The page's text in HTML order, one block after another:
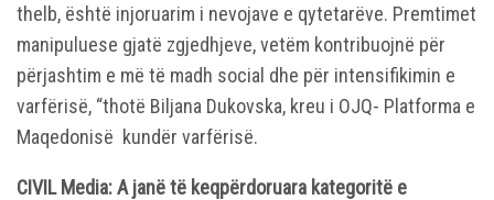
thelb, është injoruarim i nevojave e qytetarëve. Premtimet
manipuluese gjatë zgjedhjeve, vetëm kontribuojnë për
përjashtim e më të madh social dhe për intensifikimin e
varfërisë, “thotë Biljana Dukovska, kreu i OJQ- Platforma e
Maqedonisë kundër varfërisë.
CIVIL Media: A janë të keqpërdoruara kategoritë e